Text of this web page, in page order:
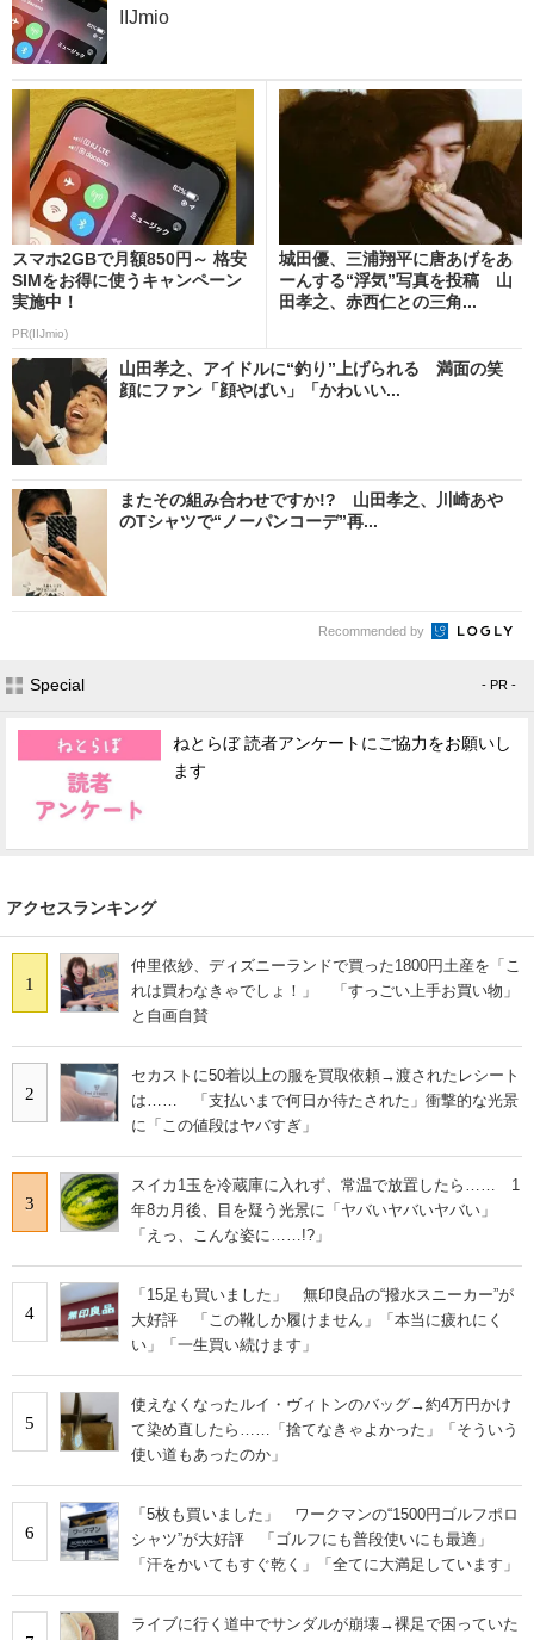
IIJmio
スマホ2GBで月額850円～ 格安
SIMをお得に使うキャンペーン
実施中！
PR(IIJmio)
城田優、三浦翔平に唐あげをあ
ーんする“浮気”写真を投稿 山
田孝之、赤西仁との三角...
山田孝之、アイドルに“釣り”上げられる 満面の笑
顔にファン「顔やばい」「かわいい...
またその組み合わせですか!? 山田孝之、川崎あや
のTシャツで“ノーパンコーデ”再...
Recommended by
Special - PR -
ねとらぼ 読者アンケートにご協力をお願いし
ます
アクセスランキング
1
仲里依紗、ディズニーランドで買った1800円土産を「こ
れは買わなきゃでしょ！」 「すっごい上手お買い物」
と自画自賛
2
セカストに50着以上の服を買取依頼→渡されたレシート
は…… 「支払いまで何日か待たされた」衝撃的な光景
に「この値段はヤバすぎ」
3
スイカ1玉を冷蔵庫に入れず、常温で放置したら…… 1
年8カ月後、目を疑う光景に「ヤバいヤバいヤバい」
「えっ、こんな姿に……!?」
4
「15足も買いました」 無印良品の“撥水スニーカー”が
大好評 「この靴しか履けません」「本当に疲れにく
い」「一生買い続けます」
5
使えなくなったルイ・ヴィトンのバッグ→約4万円かけ
て染め直したら……「捨てなきゃよかった」「そういう
使い道もあったのか」
6
「5枚も買いました」 ワークマンの“1500円ゴルフポロ
シャツ”が大好評 「ゴルフにも普段使いにも最適」
「汗をかいてもすぐ乾く」「全てに大満足しています」
ライブに行く道中でサンダルが崩壊→裸足で困っていた